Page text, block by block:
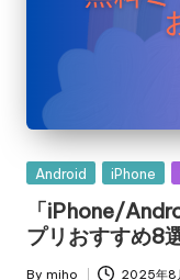
Posted
Android iPhone
「iPhone/
プリおすすめ8
By miho 2025年8